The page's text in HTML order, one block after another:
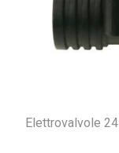
Elettrovalvole